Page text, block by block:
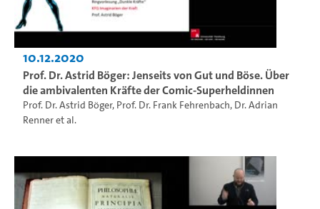
10.12.2020
Prof. Dr. Astrid Böger: Jenseits von Gut und Böse. Über
die ambivalenten Kräfte der Comic-Superheldinnen
Prof. Dr. Astrid Böger, Prof. Dr. Frank Fehrenbach, Dr. Adrian
Renneret al.